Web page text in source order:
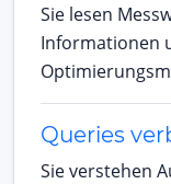
Sie lesen
Informationen
Queries
Sie verstehen